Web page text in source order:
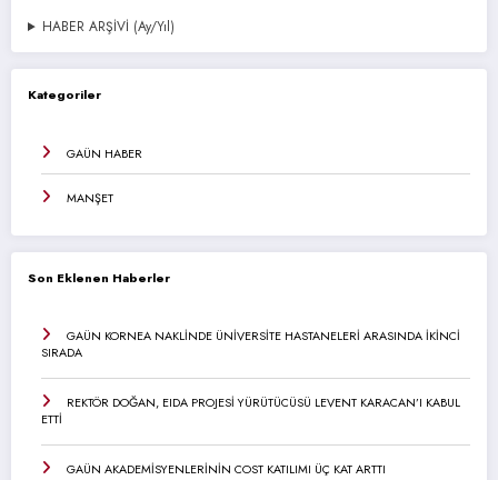
HABER ARŞİVİ (Ay/Yıl)
Kategoriler
GAÜN HABER
MANŞET
Son Eklenen Haberler
GAÜN KORNEA NAKLİNDE ÜNİVERSİTE HASTANELERİ ARASINDA İKİNCİ
SIRADA
REKTÖR DOĞAN, EIDA PROJESİ YÜRÜTÜCÜSÜ LEVENT KARACAN’I KABUL
ETTİ
GAÜN AKADEMİSYENLERİNİN COST KATILIMI ÜÇ KAT ARTTI